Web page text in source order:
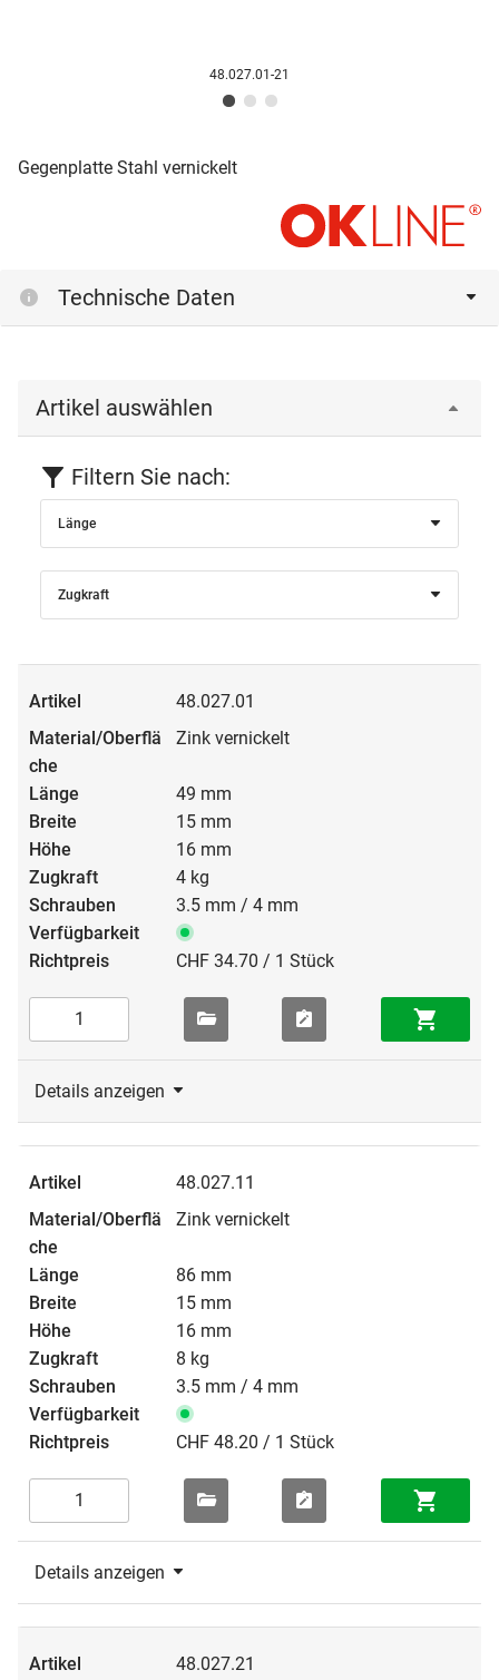
48.027.01-21
Gegenplatte Stahl vernickelt
Technische Daten
Artikel auswählen
Filtern Sie nach:
Länge
Zugkraft
48.027.01
Zink vernickelt
49 mm
15 mm
16 mm
4 kg
3.5 mm / 4 mm
CHF 34.70 / 1 Stück
Details anzeigen
48.027.11
Zink vernickelt
86 mm
15 mm
16 mm
8 kg
3.5 mm / 4 mm
CHF 48.20 / 1 Stück
Details anzeigen
48.027.21